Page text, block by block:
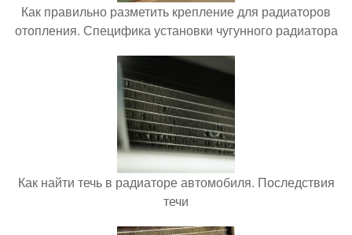
Как правильно разметить крепление для радиаторов
отопления. Специфика установки чугунного радиатора
Как найти течь в радиаторе автомобиля. Последствия
течи